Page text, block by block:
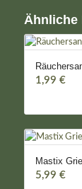
Ähnliche
1,99 €
Mastix
5,99 €